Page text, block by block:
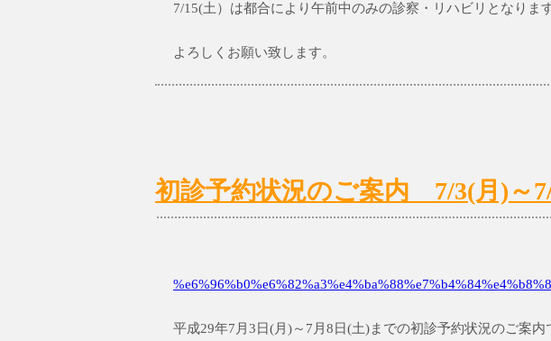
7/15(土）は都合により午前中のみの診察・リハビリとなります
よろしくお願い致します。
初診予約状況のご案内 7/3(月)～
平成29年7月3日(月)～7月8日(土)までの初診予約状況のご案内